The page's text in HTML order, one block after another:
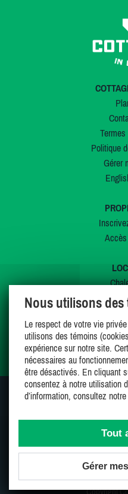
Politique
Gérer
Accès
Une entreprise 100%
Copyright
Nous utilisons des
Le respect de votre vie
utilisons des témoins
expérience sur notre site.
nécessaires au
être désactivés. En cliquant
consentez à notre utilisation
d’information, consultez notre
Tout
Gérer